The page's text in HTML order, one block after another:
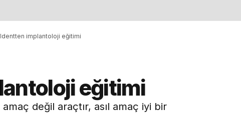
implantoloji eğitimi
eğitimi
değil araçtır, asıl amaç iyi bir